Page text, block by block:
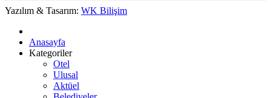
Yazılım & Tasarım: WK Bilişim
Anasayfa
Kategoriler
Otel
Ulusal
Aktüel